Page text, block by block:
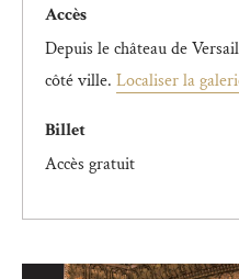
Accès
Depuis le château de
côté ville. Localiser la
Billet
Accès gratuit